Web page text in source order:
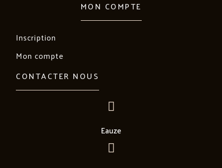
MON COMPTE
Inscription
Mon compte
CONTACTER NOUS
Eauze